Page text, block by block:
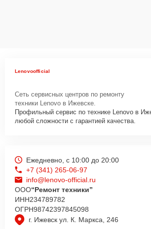
Lenovoofficial
Сеть сервисных центров по ремонту
техники Lenovo в Ижевске.
Профильный сервис по технике Lenovo в
любой сложности с гарантией качества.
г. Ижевск ул. К. Маркса, 246
Ежедневно, с 10:00 до 20:00
+7 (341) 265-06-97
info@lenovo-official.ru
ООО“Ремонт техники”
ИНН234789782
ОГРН98742397845098